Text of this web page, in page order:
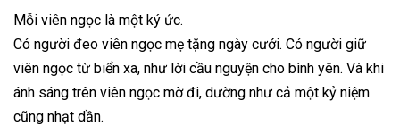
Mỗi viên ngọc là một ký ức.
Có người đeo viên ngọc mẹ tặng ngày cưới. Có người giữ
viên ngọc từ biển xa, như lời cầu nguyện cho bình yên. Và khi
ánh sáng trên viên ngọc mờ đi, dường như cả một kỷ niệm
cũng nhạt dần.